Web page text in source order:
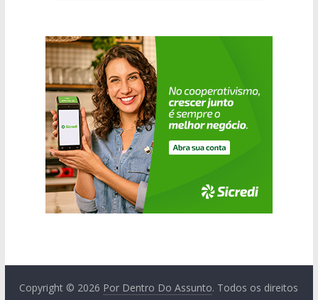
Copyright © 2026 Por Dentro Do Assunto. Todos os direitos